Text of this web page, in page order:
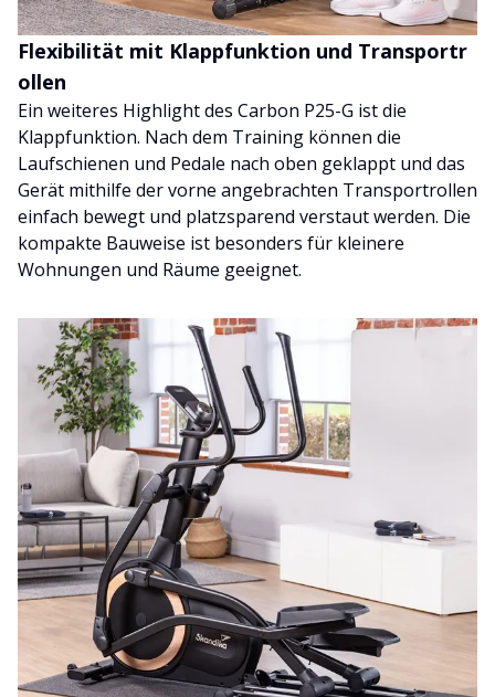
Flexibilität mit Klappfunktion und Transportr
ollen
Ein weiteres Highlight des Carbon P25-G ist die
Klappfunktion. Nach dem Training können die
Laufschienen und Pedale nach oben geklappt und das
Gerät mithilfe der vorne angebrachten Transportrollen
einfach bewegt und platzsparend verstaut werden. Die
kompakte Bauweise ist besonders für kleinere
Wohnungen und Räume geeignet.